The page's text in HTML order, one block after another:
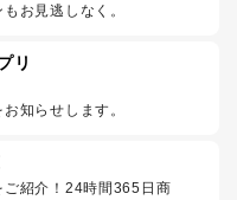
お見逃しなく。
リ
知らせします。
ご紹介！24時間365日商